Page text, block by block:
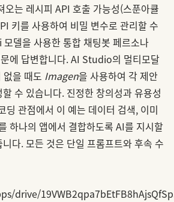
오는 레시피 API 호출 가능성(스푼아큘
키를 사용하여 비밀 변수로 관리할 수
델을 사용한 통합 채팅봇 페르소나
에 답변합니다. AI Studio의 멀티모달
을 때도 Imagen을 사용하여 각 제안
수 있습니다. 진정한 창의성과 유용성
딩 관점에서 이 예는 데이터 검색, 이미
하나의 앱에서 결합하도록 AI를 지시할
다. 모든 것은 단일 프롬프트와 후속 수
drive/